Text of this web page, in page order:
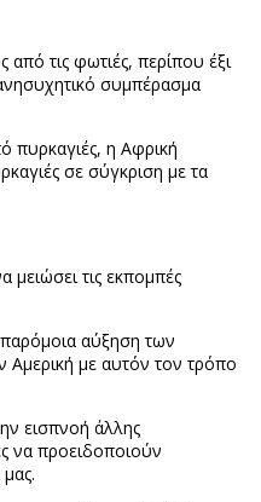
τις φωτιές, περίπου έξι
συμπέρασμα
η Αφρική
σε σύγκριση με τα
τις εκπομπές
αύξηση των
με αυτόν τον τρόπο
εισπνοή άλλης
να προειδοποιούν